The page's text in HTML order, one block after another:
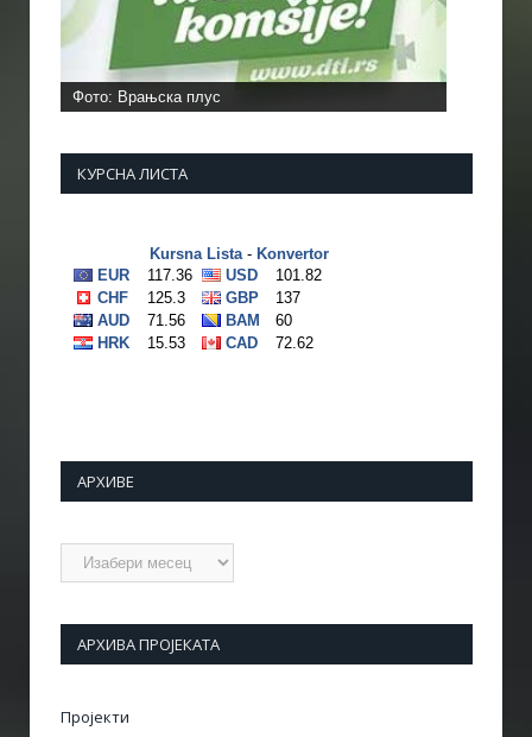
Фото: Врањска плус
КУРСНА ЛИСТА
АРХИВЕ
Архиве
АРХИВА ПРОЈЕКАТА
Пројекти